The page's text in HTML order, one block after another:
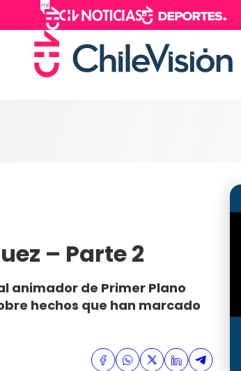
– Parte 2
animador de Primer Plano
hechos que han marcado